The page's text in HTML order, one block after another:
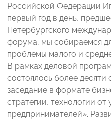
Российской Федерации
первый год в день,
Петербургского
форума, мы собираемся
проблемы малого и
В рамках деловой
состоялось более десяти
заседание в формате
стратегии, технологии от
предпринимателей».